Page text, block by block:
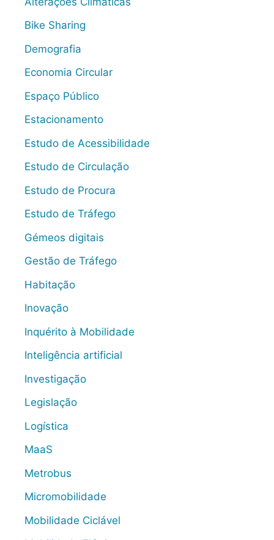
Bike Sharing
Demografia
Economia Circular
Espaço Público
Estacionamento
Estudo de Acessibilidade
Estudo de Circulação
Estudo de Procura
Estudo de Tráfego
Gémeos digitais
Gestão de Tráfego
Habitação
Inovação
Inquérito à Mobilidade
Inteligência artificial
Investigação
Legislação
Logística
MaaS
Metrobus
Micromobilidade
Mobilidade Ciclável